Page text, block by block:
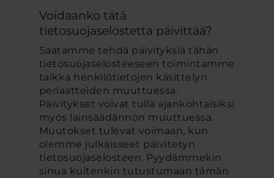
Voidaanko tätä
tietosuojaselostetta päivittää?
Saatamme tehdä päivityksiä tähän
tietosuojaselosteeseen toimintamme
taikka henkilötietojen käsittelyn
periaatteiden muuttuessa.
Päivitykset voivat tulla ajankohtaisiksi
myös lainsäädännön muuttuessa.
Muutokset tulevat voimaan, kun
olemme julkaisseet päivitetyn
tietosuojaselosteen. Pyydämmekin
sinua kuitenkin tutustumaan tämän